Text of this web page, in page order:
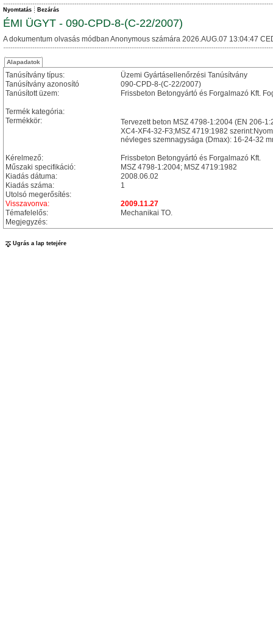
Nyomtatás Bezárás
ÉMI ÜGYT - 090-CPD-8-(C-22/2007)
A dokumentum olvasás módban Anonymous számára 2026.AUG.07 13:04:47
Alapadatok
Tanúsítvány típus:
Üzemi Gyártásellenőrzési Tanúsítvány
Tanúsítvány azonosító
090-CPD-8-(C-22/2007)
Tanúsított üzem:
Frissbeton Betongyártó és Forgalmazó Kft.
Termék kategória:
Termékkör:
Tervezett beton MSZ 4798-1:2004 (EN 206-
XC4-XF4-32-F3;MSZ 4719:1982
névleges szemnagysága (Dmax): 16-24-32
Kérelmező:
Frissbeton Betongyártó és Forgalmazó Kft.
Műszaki specifikáció:
MSZ 4798-1:2004; MSZ 4719:1982
Kiadás dátuma:
2008.06.02
Kiadás száma:
1
Utolsó megerősítés:
Visszavonva:
2009.11.27
Témafelelős:
Mechanikai TO.
Megjegyzés:
Ugrás a lap tetejére